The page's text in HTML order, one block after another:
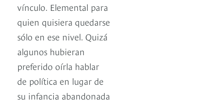
vínculo. Elemental para
quien quisiera quedarse
sólo en ese nivel. Quizá
algunos hubieran
preferido oírla hablar
de política en lugar de
su infancia abandonada